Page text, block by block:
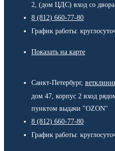
2, (дом ЦДС) вход со
8 (812) 660-77-80
График работы:
Показать на карте
Санкт-Петербург,
дом 47, корпус 2 вход
пунктом выдачи "OZON"
8 (812) 660-77-80
График работы: